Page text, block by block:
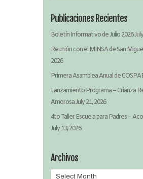
Publicaciones Recientes
Boletín Informativo de Julio 2026
Reunión con el MINSA de San
2026
Primera Asamblea Anual de
Lanzamiento Programa – Crianza
AmorosaJuly 21, 2026
4to Taller Escuela para Padres –
July 13, 2026
Archivos
Archivos